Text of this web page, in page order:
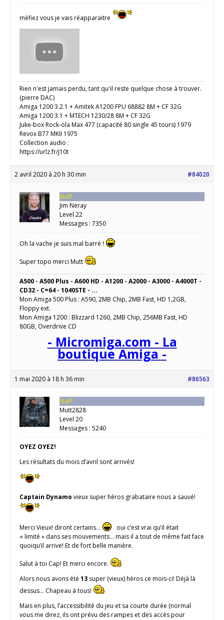
méfiez vous je vais réapparaitre
Rien n'est jamais perdu, tant qu'il reste quelque chose à trouver.
(pierre DAC)
Amiga 1200 3.2.1 + Amitek A1200 FPU 68882 8M + CF 32G
Amiga 1200 3.1 + MTECH 1230/28 8M + CF 32G
Juke-box Rock-ola Max 477 (capacité 80 single 45 tours) 1979
Revox B77 MKII 1975
Collection audio :
https://urlz.fr/j10t
2 avril 2020 à 20 h 30 min #84020
Staff
Jim Neray
Level 22
Messages : 7350
Oh la vache je suis mal barré !
Super topo merci Mutt
A500 - A500 Plus - A600 HD - A1200 - A2000 - A3000 - A4000T -
CD32 - C=64 - 1040STE - ...
Mon Amiga 500 Plus : A590, 2MB Chip, 2MB Fast, HD 1,2GB,
Floppy ext.
Mon Amiga 1200 : Blizzard 1260, 2MB Chip, 256MB Fast, HD
80GB, Overdrive CD
- Micromiga.com - La
boutique Amiga -
1 mai 2020 à 18 h 36 min #86563
Staff
Mutt2828
Level 20
Messages : 5240
OYEZ OYEZ!
Les résultats du mois d’avril sont arrivés!
Captain Dynamo vieux super héros grabataire nous a sauvé!
Merci Vieux! diront certains…
oui c’est vrai qu’il était
« limité » dans ses mouvements… mais il a tout de même fait face
quoiqu’il arrive! Et de fort belle manière.
Salut à toi Cap! Et merci encore.
Alors nous avons été 13 super (vieux) héros ce mois-ci! Déjà là
dessus… Chapeau à tous!
Mais en plus, l’accessibilité du jeu et sa courte durée (normal
vous me direz, ils ont prévu des rampes et des accès pour